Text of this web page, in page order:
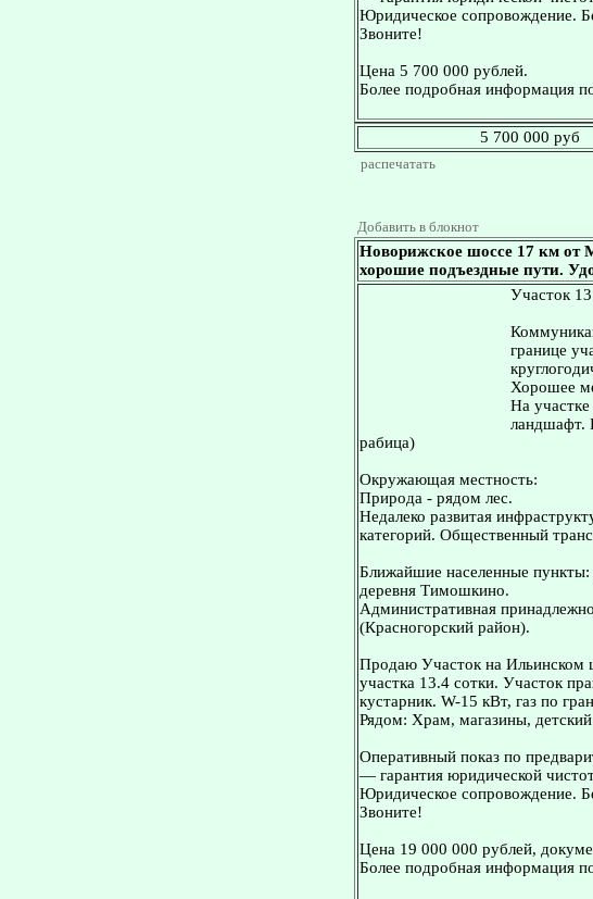
Юридическое сопровождение.
Звоните!
Цена 5 700 000 рублей.
Более подробная информация
5 700 000 руб
распечатать
Добавить в блокнот
Новорижское шоссе 17 км от
хорошие подъездные пути.
Участок
границе
Хорошее
На
ландшафт.
рабица)
Окружающая местность:
Природа - рядом лес.
Недалеко развитая
категорий. Общественный
Ближайшие населенные пункты:
деревня Тимошкино.
Административная
(Красногорский район).
Продаю Участок на
участка 13.4 сотки. Участок
кустарник. W-15 кВт, газ по
Рядом: Храм, магазины,
Оперативный показ по
— гарантия юридической
Юридическое сопровождение.
Звоните!
Цена 19 000 000 рублей,
Более подробная информация